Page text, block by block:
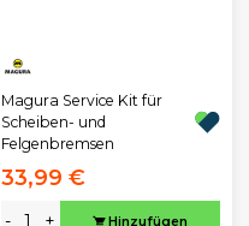
Magura Service Kit für
Scheiben- und
Felgenbremsen
33,99 €
Hinzufügen